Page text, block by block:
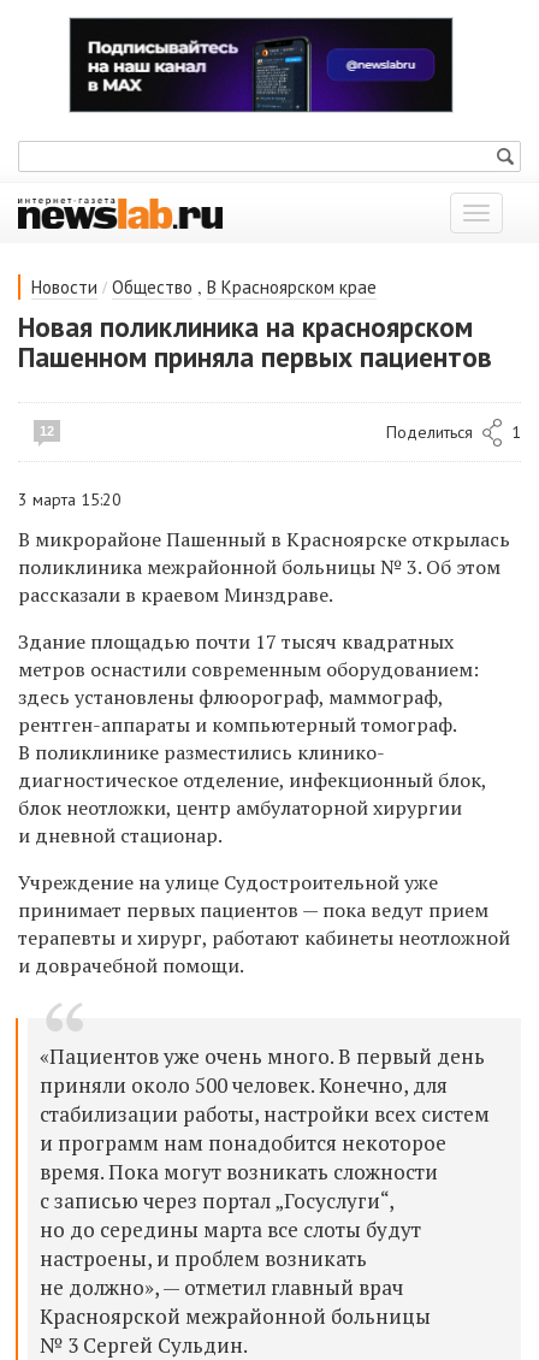
Показать
меню
Новости / Общество , В Красноярском крае
Новая поликлиника на красноярском
Пашенном приняла первых пациентов
12 Поделиться 1
3 марта 15:20
В микрорайоне Пашенный в Красноярске открылась
поликлиника межрайонной больницы № 3. Об этом
рассказали в краевом Минздраве.
Здание площадью почти 17 тысяч квадратных
метров оснастили современным оборудованием:
здесь установлены флюорограф, маммограф,
рентген-аппараты и компьютерный томограф.
В поликлинике разместились клинико-
диагностическое отделение, инфекционный блок,
блок неотложки, центр амбулаторной хирургии
и дневной стационар.
Учреждение на улице Судостроительной уже
принимает первых пациентов — пока ведут прием
терапевты и хирург, работают кабинеты неотложной
и доврачебной помощи.
«Пациентов уже очень много. В первый день
приняли около 500 человек. Конечно, для
стабилизации работы, настройки всех систем
и программ нам понадобится некоторое
время. Пока могут возникать сложности
с записью через портал „Госуслуги“,
но до середины марта все слоты будут
настроены, и проблем возникать
не должно», — отметил главный врач
Красноярской межрайонной больницы
№ 3 Сергей Сульдин.